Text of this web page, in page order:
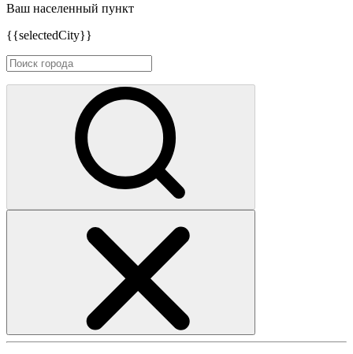
Ваш населенный пункт
{{selectedCity}}